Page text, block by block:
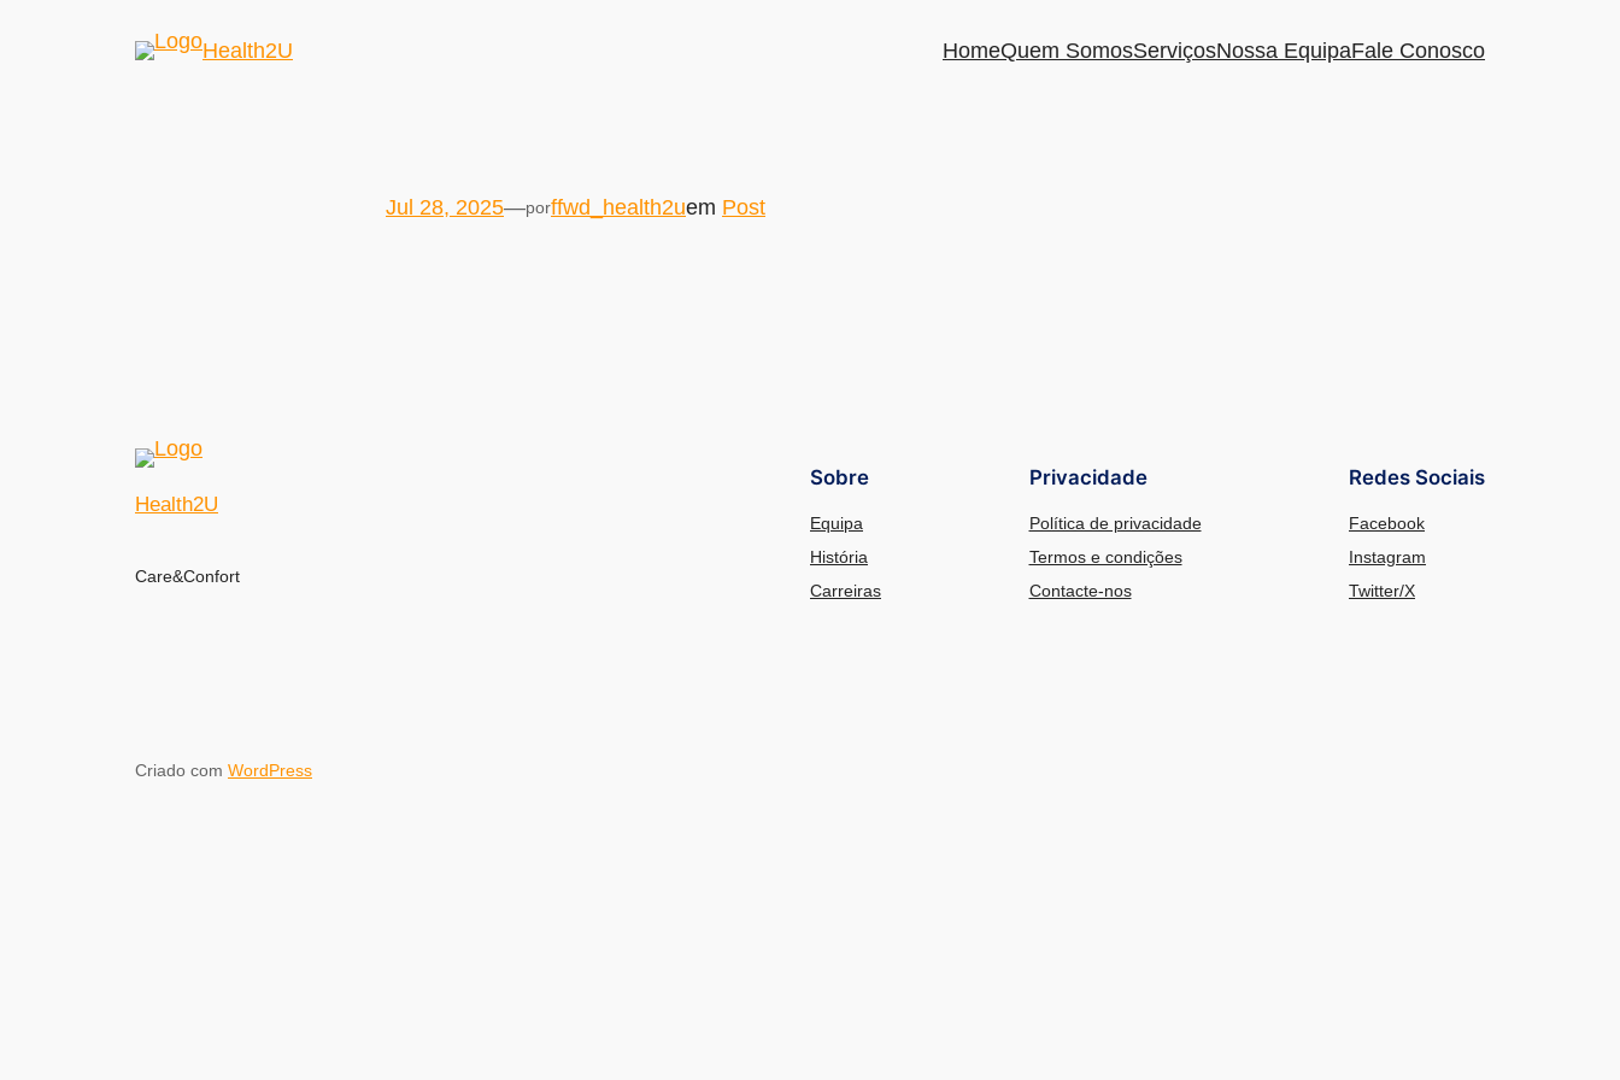
Health2U HomeQuem SomosServiçosNossa EquipaFale Conosco
Jul 28, 2025—porffwd_health2uem Post
Health2U
Care&Confort
Sobre
Equipa
História
Carreiras
Privacidade
Política de privacidade
Termos e condições
Contacte-nos
Redes Sociais
Facebook
Instagram
Twitter/X
Criado com WordPress